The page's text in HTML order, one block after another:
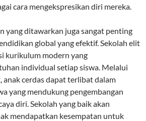
cara mengekspresikan diri mereka.
yang ditawarkan juga sangat penting
global yang efektif. Sekolah elit
kurikulum modern yang
individual setiap siswa. Melalui
anak cerdas dapat terlibat dalam
yang mendukung pengembangan
diri. Sekolah yang baik akan
mendapatkan kesempatan untuk